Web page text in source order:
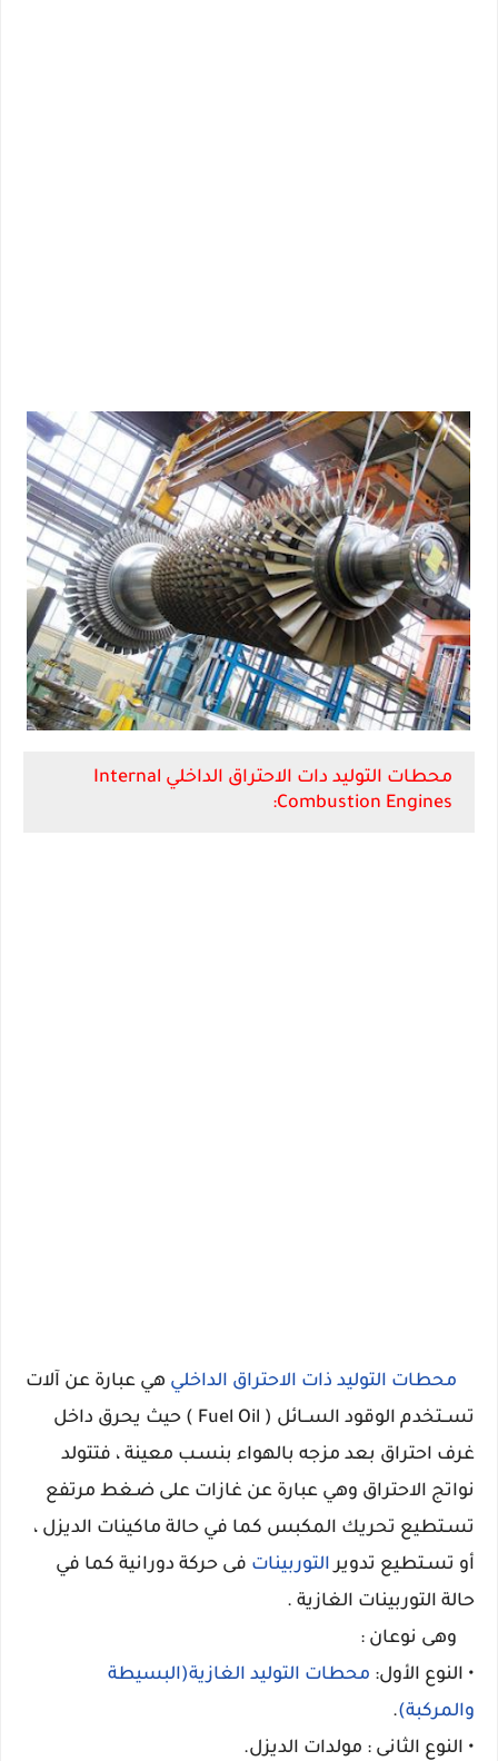
محطات التوليد دات الاحتراق الداخلي Internal
Combustion Engines:
محطات التوليد ذات الاحتراق الداخلي هي عبارة عن آلات
تســتخدم الوقود الســائل (
Fuel Oil ) حيث يحرق داخل
غرف احتراق بعد مزجه بالهواء بنسـب معينة ، فتتولد
نواتج الاحتراق وهي عبارة عن غازات على ضـغط مرتفع
تسـتطيع تحريك المكبس كما في حالة ماكينات الديزل ،
أو تسـتطيع تدويرالتوربينات فى حركة دورانية كما في
حالة التوربينات الغازية .
وهى نوعان :
• النوع الأول: محطات التوليد الغازية(البسيطة
والمركبة).
• النوع الثانى : مولدات الديزل.